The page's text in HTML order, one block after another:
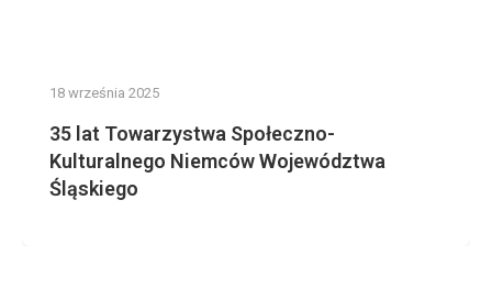
18 września 2025
35 lat Towarzystwa Społeczno-
Kulturalnego Niemców Województwa
Śląskiego